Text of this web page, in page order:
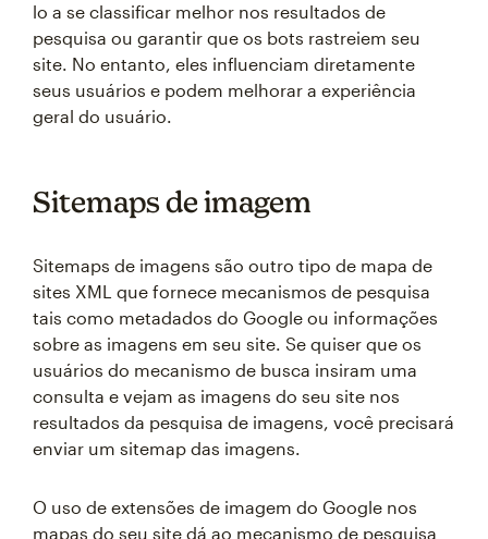
lo a se classificar melhor nos resultados de
pesquisa ou garantir que os bots rastreiem seu
site. No entanto, eles influenciam diretamente
seus usuários e podem melhorar a experiência
geral do usuário.
Sitemaps de imagem
Sitemaps de imagens são outro tipo de mapa de
sites XML que fornece mecanismos de pesquisa
tais como metadados do Google ou informações
sobre as imagens em seu site. Se quiser que os
usuários do mecanismo de busca insiram uma
consulta e vejam as imagens do seu site nos
resultados da pesquisa de imagens, você precisará
enviar um sitemap das imagens.
O uso de extensões de imagem do Google nos
mapas do seu site dá ao mecanismo de pesquisa